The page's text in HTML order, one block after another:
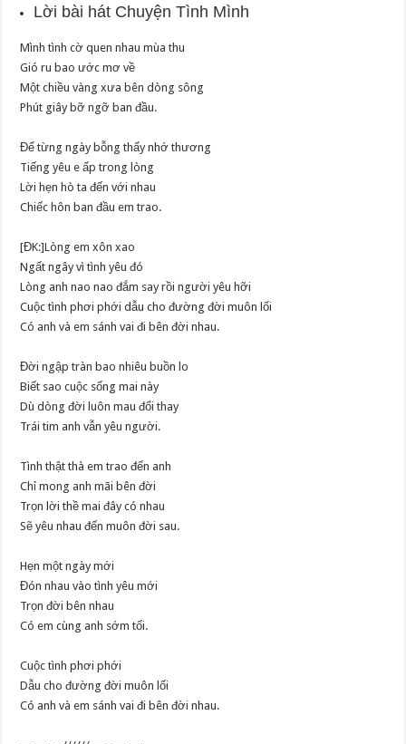
Lời bài hát Chuyện Tình Mình
Mình tình cờ quen nhau mùa thu
Gió ru bao ước mơ về
Một chiều vàng xưa bên dòng sông
Phút giây bỡ ngỡ ban đầu.
Để từng ngày bỗng thấy nhớ thương
Tiếng yêu e ấp trong lòng
Lời hẹn hò ta đến với nhau
Chiếc hôn ban đầu em trao.
[ĐK:]Lòng em xôn xao
Ngất ngây vì tình yêu đó
Lòng anh nao nao đắm say rồi người yêu hỡi
Cuộc tình phơi phới dẫu cho đường đời muôn lối
Có anh và em sánh vai đi bên đời nhau.
Đời ngập tràn bao nhiêu buồn lo
Biết sao cuộc sống mai này
Dù dòng đời luôn mau đổi thay
Trái tim anh vẫn yêu người.
Tình thật thà em trao đến anh
Chỉ mong anh mãi bên đời
Trọn lời thề mai đây có nhau
Sẽ yêu nhau đến muôn đời sau.
Hẹn một ngày mới
Đón nhau vào tình yêu mới
Trọn đời bên nhau
Có em cùng anh sớm tối.
Cuộc tình phơi phới
Dẫu cho đường đời muôn lối
Có anh và em sánh vai đi bên đời nhau.